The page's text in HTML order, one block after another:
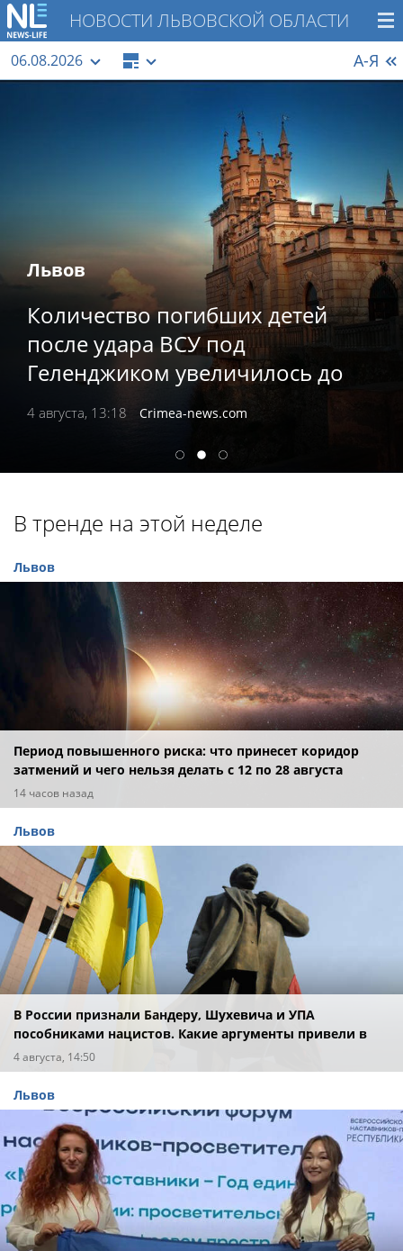
НОВОСТИ ЛЬВОВСКОЙ ОБЛАСТИ
06.08.2026 А-Я
Львов
Количество погибших детей
после удара ВСУ под
Геленджиком увеличилось до
четырех
4 августа, 13:18 Crimea-news.com
1 2 3
В тренде на этой неделе
Львов
Период повышенного риска: что принесет коридор
затмений и чего нельзя делать с 12 по 28 августа
14 часов назад
Львов
В России признали Бандеру, Шухевича и УПА
пособниками нацистов. Какие аргументы привели в
суде?
4 августа, 14:50
Львов